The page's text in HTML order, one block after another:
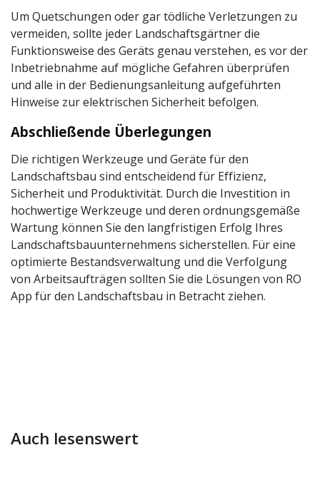
Um Quetschungen oder gar tödliche Verletzungen zu
vermeiden, sollte jeder Landschaftsgärtner die
Funktionsweise des Geräts genau verstehen, es vor der
Inbetriebnahme auf mögliche Gefahren überprüfen
und alle in der Bedienungsanleitung aufgeführten
Hinweise zur elektrischen Sicherheit befolgen.
Abschließende Überlegungen
Die richtigen Werkzeuge und Geräte für den
Landschaftsbau sind entscheidend für Effizienz,
Sicherheit und Produktivität. Durch die Investition in
hochwertige Werkzeuge und deren ordnungsgemäße
Wartung können Sie den langfristigen Erfolg Ihres
Landschaftsbauunternehmens sicherstellen. Für eine
optimierte Bestandsverwaltung und die Verfolgung
von Arbeitsaufträgen sollten Sie die Lösungen von RO
App für den Landschaftsbau in Betracht ziehen.
Auch lesenswert